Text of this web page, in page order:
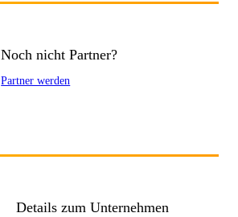
Noch nicht Partner?
Partner werden
Details zum Unternehmen